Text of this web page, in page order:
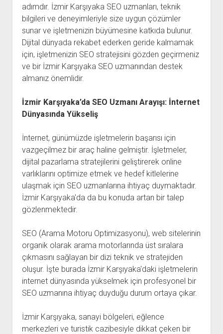
adımdır. İzmir Karşıyaka SEO uzmanları, teknik
bilgileri ve deneyimleriyle size uygun çözümler
sunar ve işletmenizin büyümesine katkıda bulunur.
Dijital dünyada rekabet ederken geride kalmamak
için, işletmenizin SEO stratejisini gözden geçirmeniz
ve bir İzmir Karşıyaka SEO uzmanından destek
almanız önemlidir.
İzmir Karşıyaka’da SEO Uzmanı Arayışı: İnternet
Dünyasında Yükseliş
İnternet, günümüzde işletmelerin başarısı için
vazgeçilmez bir araç haline gelmiştir. İşletmeler,
dijital pazarlama stratejilerini geliştirerek online
varlıklarını optimize etmek ve hedef kitlelerine
ulaşmak için SEO uzmanlarına ihtiyaç duymaktadır.
İzmir Karşıyaka'da da bu konuda artan bir talep
gözlenmektedir.
SEO (Arama Motoru Optimizasyonu), web sitelerinin
organik olarak arama motorlarında üst sıralara
çıkmasını sağlayan bir dizi teknik ve stratejiden
oluşur. İşte burada İzmir Karşıyaka'daki işletmelerin
internet dünyasında yükselmek için profesyonel bir
SEO uzmanına ihtiyaç duyduğu durum ortaya çıkar.
İzmir Karşıyaka, sanayi bölgeleri, eğlence
merkezleri ve turistik cazibesiyle dikkat çeken bir